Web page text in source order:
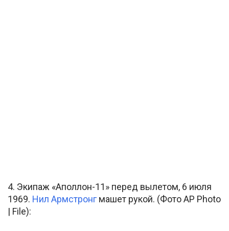
4. Экипаж «Аполлон-11» перед вылетом, 6 июля
1969. Нил Армстронг машет рукой. (Фото AP Photo
| File):